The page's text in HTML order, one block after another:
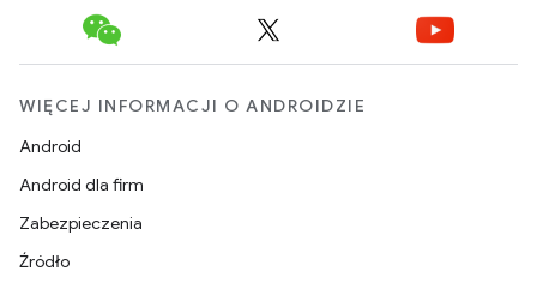
WIĘCEJ INFORMACJI O ANDROIDZIE
Android
Android dla firm
Zabezpieczenia
Źródło